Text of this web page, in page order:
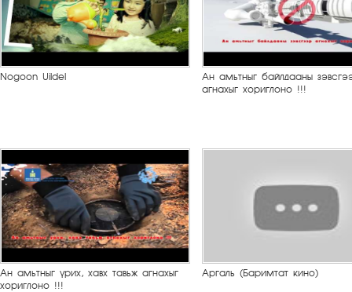
Nogoon Uildel
Ан амьтныг байлдааны
агнахыг хориглоно !!!
Ан амьтныг үрих, хавх тавьж агнахыг
хориглоно !!!
Аргаль (Баримтат кино)